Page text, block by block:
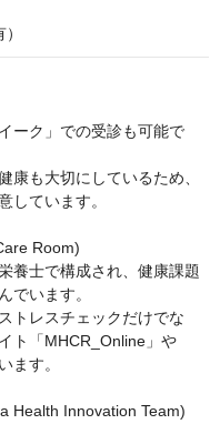
ーク」での受診も可能で
康も⼤切にしているため、
しています。
Room)
養士で構成され、健康課題
でいます。
トレスチェックだけでな
ト「MHCR_Online」や
ます。
Health Innovation Team)